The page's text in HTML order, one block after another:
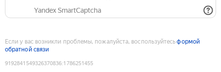
Yandex SmartCaptcha
Если у вас возникли проблемы, пожалуйста, воспользуйтесьформой
обратной связи
9192841549326370836:1786251455